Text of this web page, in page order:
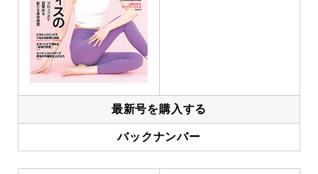
最新号を購入する
バックナンバー